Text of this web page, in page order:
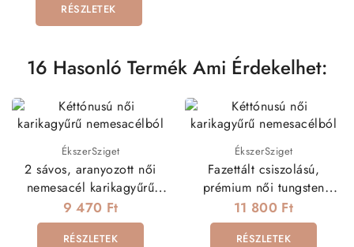
RÉSZLETEK
16 Hasonló Termék Ami Érdekelhet:
ÉkszerSziget
2 sávos, aranyozott női
nemesacél karikagyűrű
cirkóniával
9 470 Ft
RÉSZLETEK
ÉkszerSziget
Fazettált csiszolású,
prémium női tungsten
karikagyűrű
11 800 Ft
RÉSZLETEK